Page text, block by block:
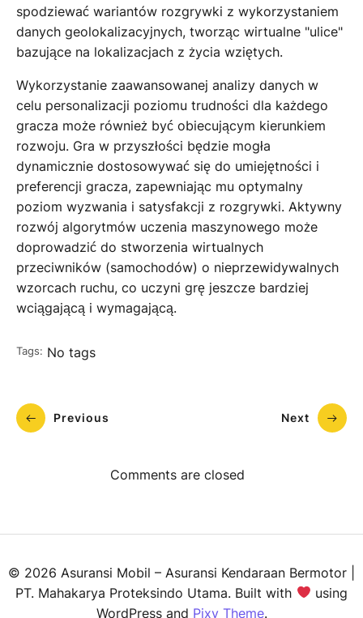
spodziewać wariantów rozgrywki z wykorzystaniem
danych geolokalizacyjnych, tworząc wirtualne "ulice"
bazujące na lokalizacjach z życia wziętych.
Wykorzystanie zaawansowanej analizy danych w
celu personalizacji poziomu trudności dla każdego
gracza może również być obiecującym kierunkiem
rozwoju. Gra w przyszłości będzie mogła
dynamicznie dostosowywać się do umiejętności i
preferencji gracza, zapewniając mu optymalny
poziom wyzwania i satysfakcji z rozgrywki. Aktywny
rozwój algorytmów uczenia maszynowego może
doprowadzić do stworzenia wirtualnych
przeciwników (samochodów) o nieprzewidywalnych
wzorcach ruchu, co uczyni grę jeszcze bardziej
wciągającą i wymagającą.
Tags: No tags
Previous Next
Comments are closed
© 2026 Asuransi Mobil – Asuransi Kendaraan Bermotor |
PT. Mahakarya Proteksindo Utama. Built with
using
WordPress and Pixy Theme.